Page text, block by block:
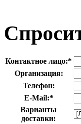
Контактное лицо:*
Организация:
Телефон:
E-Mail:*
Варианты
доставки: